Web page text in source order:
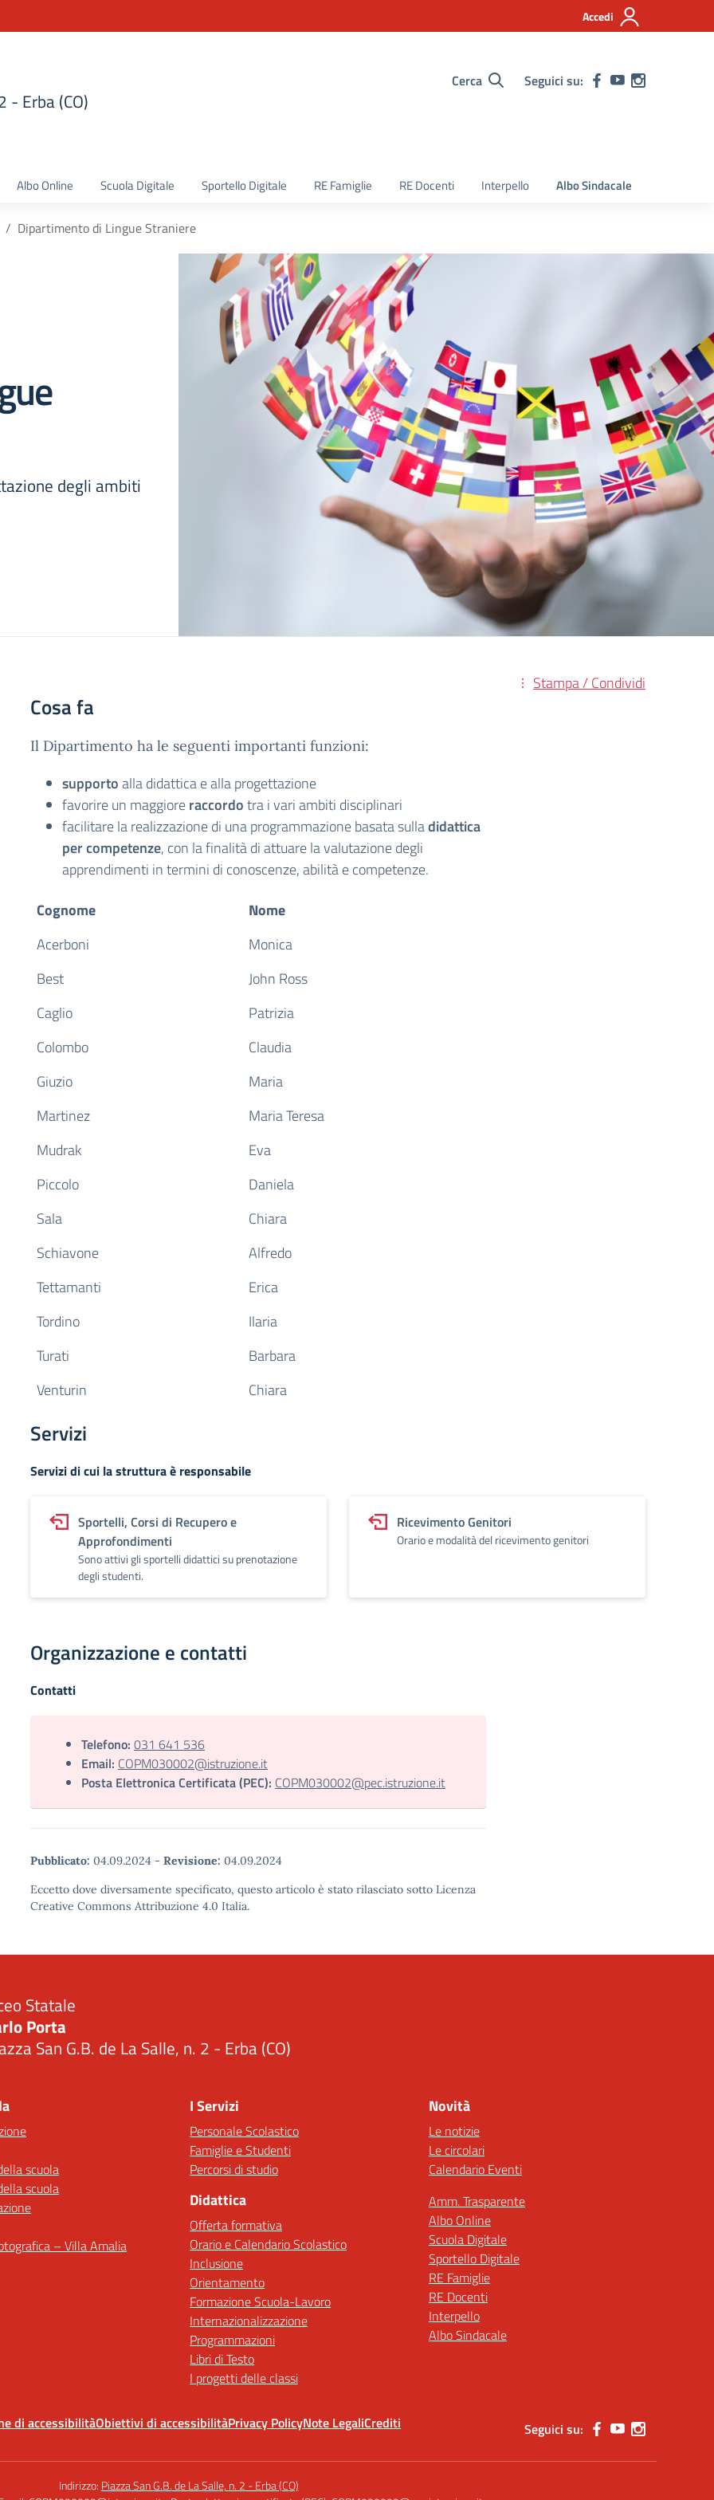
Accedi
- Erba (CO)
Cerca Seguici su:
Albo Online Scuola Digitale Sportello Digitale RE Famiglie RE Docenti Interpello Albo Sindacale
Dipartimento di Lingue Straniere
degli ambiti
Stampa / Condividi
Cosa fa
Il Dipartimento ha le seguenti importanti funzioni:
supportoalla didattica e alla progettazione
favorire un maggioreraccordotra i vari ambiti disciplinari
facilitare la realizzazione di una programmazione basata sulladidattica
per competenze, con la finalità di attuare la valutazione degli
apprendimenti in termini di conoscenze, abilità e competenze.
Cognome
Nome
Acerboni
Monica
Best
John Ross
Caglio
Patrizia
Colombo
Claudia
Giuzio
Maria
Martinez
Maria Teresa
Mudrak
Eva
Piccolo
Daniela
Sala
Chiara
Schiavone
Alfredo
Tettamanti
Erica
Tordino
Ilaria
Turati
Barbara
Venturin
Chiara
Servizi
Servizi di cui la struttura è responsabile
Sportelli, Corsi di Recupero e
Approfondimenti
Sono attivi gli sportelli didattici su prenotazione
degli studenti.
Ricevimento Genitori
Orario e modalità del ricevimento genitori
Organizzazione e contatti
Contatti
Telefono: 031 641 536
Email: COPM030002@istruzione.it
Posta Elettronica Certificata (PEC): COPM030002@pec.istruzione.it
Pubblicato: 04.09.2024 - Revisione: 04.09.2024
Eccetto dove diversamente specificato, questo articolo è stato rilasciato sotto Licenza
Creative Commons Attribuzione 4.0 Italia.
Statale
Porta
San G.B. de La Salle, n. 2 - Erba (CO)
scuola
scuola
– Villa Amalia
I Servizi
Personale Scolastico
Famiglie e Studenti
Percorsi di studio
Didattica
Offerta formativa
Orario e Calendario Scolastico
Inclusione
Orientamento
Formazione Scuola-Lavoro
Internazionalizzazione
Programmazioni
Libri di Testo
I progetti delle classi
Novità
Le notizie
Le circolari
Calendario Eventi
Amm. Trasparente
Albo Online
Scuola Digitale
Sportello Digitale
RE Famiglie
RE Docenti
Interpello
Albo Sindacale
di accessibilitàObiettivi di accessibilitàPrivacy PolicyNote LegaliCrediti Seguici su:
Indirizzo: Piazza San G.B. de La Salle, n. 2 - Erba (CO)